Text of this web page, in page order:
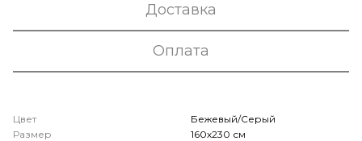
Доставка
Оплата
Цвет
Бежевый/Серый
Размер
160х230 см